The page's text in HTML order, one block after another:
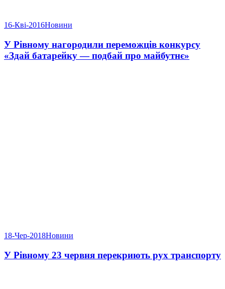
16-Кві-2016Новини
У Рівному нагородили переможців конкурсу
«Здай батарейку — подбай про майбутнє»
18-Чер-2018Новини
У Рівному 23 червня перекриють рух транспорту